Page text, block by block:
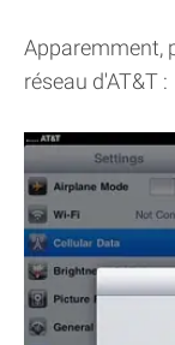
Apparemment,
réseau d'AT&T :